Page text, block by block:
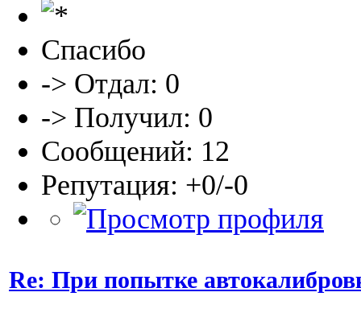
Спасибо
-> Отдал: 0
-> Получил: 0
Сообщений: 12
Репутация: +0/-0
Re: При попытке